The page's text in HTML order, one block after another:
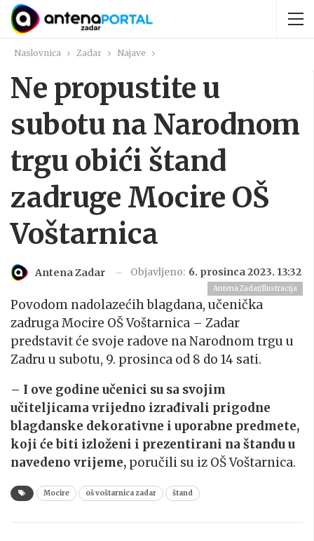
Naslovnica Zadar Najave
Ne propustite u
subotu na Narodnom
trgu obići štand
zadruge Mocire OŠ
Voštarnica
Antena Zadar Objavljeno: 6. prosinca 2023. 13:32
Antena Zadar/Ilustracija
Povodom nadolazećih blagdana, učenička
zadruga Mocire OŠ Voštarnica – Zadar
predstavit će svoje radove na Narodnom trgu u
Zadru u subotu, 9. prosinca od 8 do 14 sati.
– I ove godine učenici su sa svojim
učiteljicama vrijedno izrađivali prigodne
blagdanske dekorativne i uporabne predmete,
koji će biti izloženi i prezentirani na štandu u
navedeno vrijeme, poručili su iz OŠ Voštarnica.
Mocire oš voštarnica zadar štand